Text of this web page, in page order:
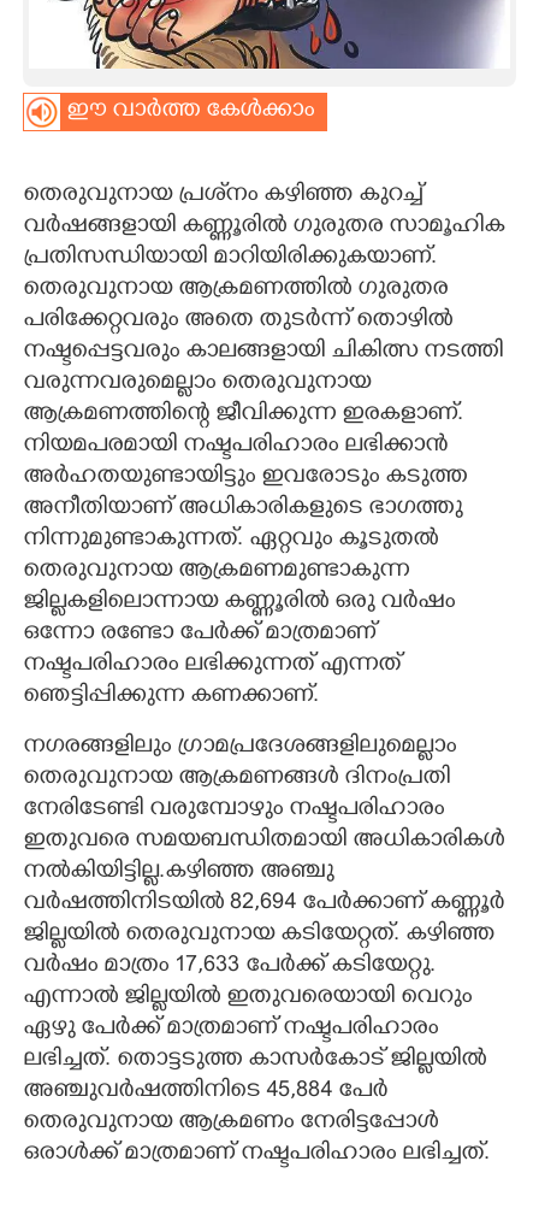
ASTRO
LITERATURE
ZOOM
CONTACT US
ഈ വാർത്ത കേൾക്കാം
തെരുവുനായ പ്രശ്‌നം കഴിഞ്ഞ കുറച്ച്
വർഷങ്ങളായി കണ്ണൂരിൽ ഗുരുതര സാമൂഹിക
പ്രതിസന്ധിയായി മാറിയിരിക്കുകയാണ്.
തെരുവുനായ ആക്രമണത്തിൽ ഗുരുതര
പരിക്കേറ്റവരും അതെ തുടർന്ന് തൊഴിൽ
നഷ്ടപ്പെട്ടവരും കാലങ്ങളായി ചികിത്സ നടത്തി
വരുന്നവരുമെല്ലാം തെരുവുനായ
ആക്രമണത്തിന്റെ ജീവിക്കുന്ന ഇരകളാണ്.
നിയമപരമായി നഷ്ടപരിഹാരം ലഭിക്കാൻ
അർഹതയുണ്ടായിട്ടും ഇവരോടും കടുത്ത
അനീതിയാണ് അധികാരികളുടെ ഭാഗത്തു
നിന്നുമുണ്ടാകുന്നത്. ഏറ്റവും കൂടുതൽ
തെരുവുനായ ആക്രമണമുണ്ടാകുന്ന
ജില്ലകളിലൊന്നായ കണ്ണൂരിൽ ഒരു വർഷം
ഒന്നോ രണ്ടോ പേർക്ക് മാത്രമാണ്
നഷ്ടപരിഹാരം ലഭിക്കുന്നത് എന്നത്
ഞെട്ടിപ്പിക്കുന്ന കണക്കാണ്.
നഗരങ്ങളിലും ഗ്രാമപ്രദേശങ്ങളിലുമെല്ലാം
തെരുവുനായ ആക്രമണങ്ങൾ ദിനംപ്രതി
നേരിടേണ്ടി വരുമ്പോഴും നഷ്ടപരിഹാരം
ഇതുവരെ സമയബന്ധിതമായി അധികാരികൾ
നൽകിയിട്ടില്ല.കഴിഞ്ഞ അഞ്ചു
വർഷത്തിനിടയിൽ 82,694 പേർക്കാണ് കണ്ണൂർ
ജില്ലയിൽ തെരുവുനായ കടിയേറ്റത്. കഴിഞ്ഞ
വർഷം മാത്രം 17,633 പേർക്ക് കടിയേറ്റു.
എന്നാൽ ജില്ലയിൽ ഇതുവരെയായി വെറും
ഏഴു പേർക്ക് മാത്രമാണ് നഷ്ടപരിഹാരം
ലഭിച്ചത്. തൊട്ടടുത്ത കാസർകോട് ജില്ലയിൽ
അഞ്ചുവർഷത്തിനിടെ 45,884 പേർ
തെരുവുനായ ആക്രമണം നേരിട്ടപ്പോൾ
ഒരാൾക്ക് മാത്രമാണ് നഷ്ടപരിഹാരം ലഭിച്ചത്.